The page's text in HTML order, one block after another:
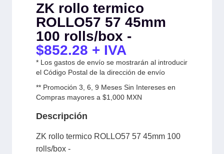
ZK rollo termico
ROLLO57 57 45mm
100 rolls/box -
$852.28 + IVA
* Los gastos de envío se mostrarán al introducir
el Código Postal de la dirección de envío
** Promoción 3, 6, 9 Meses Sin Intereses en
Compras mayores a $1,000 MXN
Descripción
ZK rollo termico ROLLO57 57 45mm 100
rolls/box -